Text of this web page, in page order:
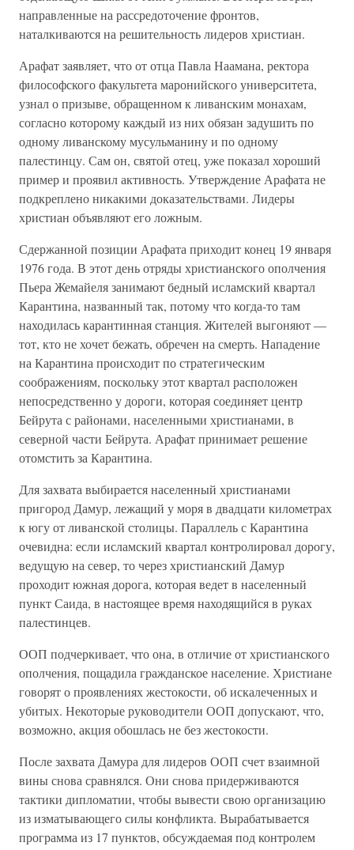
направленные на рассредоточение фронтов,
наталкиваются на решительность лидеров христиан.
Арафат заявляет, что от отца Павла Наамана, ректора
философского факультета маронийского университета,
узнал о призыве, обращенном к ливанским монахам,
согласно которому каждый из них обязан задушить по
одному ливанскому мусульманину и по одному
палестинцу. Сам он, святой отец, уже показал хороший
пример и проявил активность. Утверждение Арафата не
подкреплено никакими доказательствами. Лидеры
христиан объявляют его ложным.
Сдержанной позиции Арафата приходит конец 19 января
1976 года. В этот день отряды христианского ополчения
Пьера Жемайеля занимают бедный исламский квартал
Карантина, названный так, потому что когда-то там
находилась карантинная станция. Жителей выгоняют —
тот, кто не хочет бежать, обречен на смерть. Нападение
на Карантина происходит по стратегическим
соображениям, поскольку этот квартал расположен
непосредственно у дороги, которая соединяет центр
Бейрута с районами, населенными христианами, в
северной части Бейрута. Арафат принимает решение
отомстить за Карантина.
Для захвата выбирается населенный христианами
пригород Дамур, лежащий у моря в двадцати километрах
к югу от ливанской столицы. Параллель с Карантина
очевидна: если исламский квартал контролировал дорогу,
ведущую на север, то через христианский Дамур
проходит южная дорога, которая ведет в населенный
пункт Саида, в настоящее время находящийся в руках
палестинцев.
ООП подчеркивает, что она, в отличие от христианского
ополчения, пощадила гражданское население. Христиане
говорят о проявлениях жестокости, об искалеченных и
убитых. Некоторые руководители ООП допускают, что,
возможно, акция обошлась не без жестокости.
После захвата Дамура для лидеров ООП счет взаимной
вины снова сравнялся. Они снова придерживаются
тактики дипломатии, чтобы вывести свою организацию
из изматывающего силы конфликта. Вырабатывается
программа из 17 пунктов, обсуждаемая под контролем